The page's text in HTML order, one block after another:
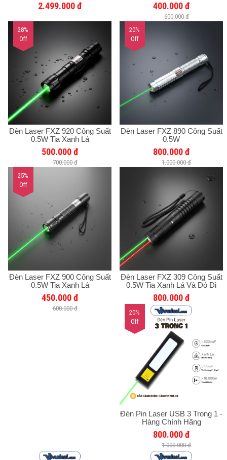
2.499.000 đ 400.000 đ
600.000 đ
28%
Off
Đèn Laser FXZ 920 Công Suất
0.5W Tia Xanh Lá
500.000 đ
700.000 đ
20%
Off
Đèn Laser FXZ 890 Công Suất
0.5W
800.000 đ
1.000.000 đ
25%
Off
Đèn Laser FXZ 900 Công Suất
0.5W Tia Xanh Lá
450.000 đ
600.000 đ
Đèn Laser FXZ 309 Công Suất
0.5W Tia Xanh Lá Và Đỏ Đi
Chung - Bảo Hành Chính Hãng
12 Tháng
800.000 đ
20%
Off
Đèn Pin Laser USB 3 Trong 1 -
Hàng Chính Hãng
800.000 đ
1.000.000 đ